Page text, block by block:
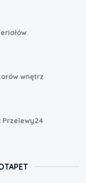
wnętrz
Przelewy24